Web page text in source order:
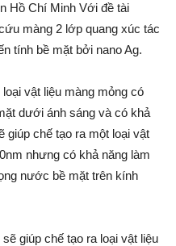
Hồ Chí Minh Với đề tài
màng 2 lớp quang xúc tác
tính bề mặt bởi nano Ag.
vật liệu màng mỏng có
dưới ánh sáng và có khả
giúp chế tạo ra một loại vật
nhưng có khả năng làm
nước bề mặt trên kính
giúp chế tạo ra loại vật liệu